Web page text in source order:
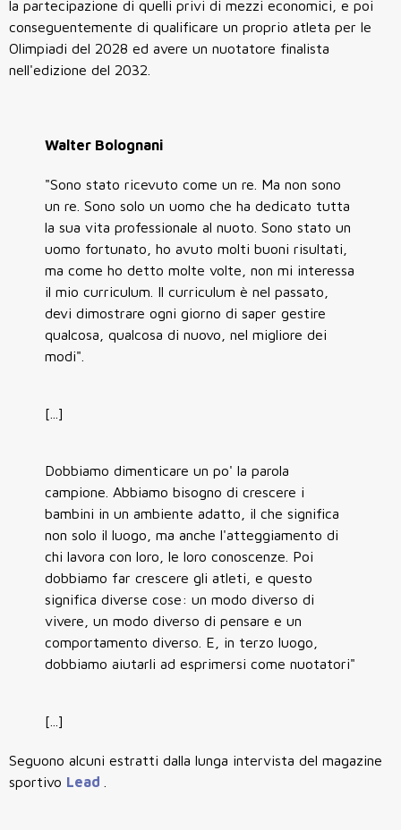
la partecipazione di quelli privi di mezzi economici, e poi
conseguentemente di qualificare un proprio atleta per le
Olimpiadi del 2028 ed avere un nuotatore finalista
nell'edizione del 2032.
Walter Bolognani
"Sono stato ricevuto come un re. Ma non sono
un re. Sono solo un uomo che ha dedicato tutta
la sua vita professionale al nuoto. Sono stato un
uomo fortunato, ho avuto molti buoni risultati,
ma come ho detto molte volte, non mi interessa
il mio curriculum. Il curriculum è nel passato,
devi dimostrare ogni giorno di saper gestire
qualcosa, qualcosa di nuovo, nel migliore dei
modi".
[...]
Dobbiamo dimenticare un po' la parola
campione. Abbiamo bisogno di crescere i
bambini in un ambiente adatto, il che significa
non solo il luogo, ma anche l'atteggiamento di
chi lavora con loro, le loro conoscenze. Poi
dobbiamo far crescere gli atleti, e questo
significa diverse cose: un modo diverso di
vivere, un modo diverso di pensare e un
comportamento diverso. E, in terzo luogo,
dobbiamo aiutarli ad esprimersi come nuotatori"
[...]
Seguono alcuni estratti dalla lunga intervista del magazine
sportivo Lead